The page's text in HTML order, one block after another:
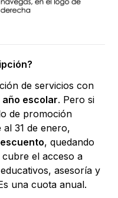
de servicios con
año escolar. Pero si
de promoción
31 de enero,
, quedando
cubre el acceso a
asesoría y
una cuota anual.